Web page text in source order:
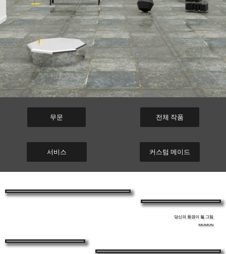
무문 전체 작품
서비스 커스텀 메이드
당신의 풍경이 될 그림
MUMUN